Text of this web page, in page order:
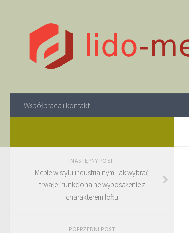
Współpraca i kontakt
NASTĘPNY POST
Meble w stylu industrialnym: jak wybrać
trwałe i funkcjonalne wyposażenie z
charakterem loftu
POPRZEDNI POST